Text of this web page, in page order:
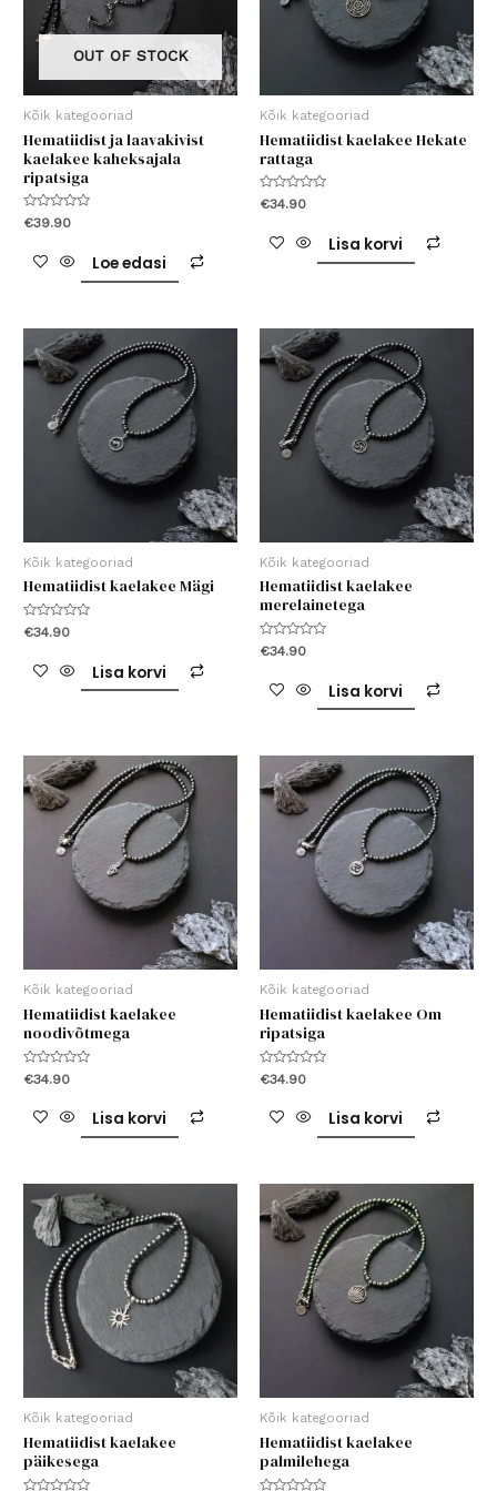
OUT OF STOCK
Kõik kategooriad
Hematiidist ja laavakivist
kaelakee kaheksajala
ripatsiga
Hinnanguga
0
€39.90
Loe edasi
Kõik kategooriad
Hematiidist kaelakee Hekate
rattaga
Hinnanguga
0
€34.90
Lisa korvi
Kõik kategooriad
Hematiidist kaelakee Mägi
Hinnanguga
0
€34.90
Lisa korvi
Kõik kategooriad
Hematiidist kaelakee
merelainetega
Hinnanguga
0
€34.90
Lisa korvi
Kõik kategooriad
Hematiidist kaelakee
noodivõtmega
Hinnanguga
0
€34.90
Lisa korvi
Kõik kategooriad
Hematiidist kaelakee Om
ripatsiga
Hinnanguga
0
€34.90
Lisa korvi
Kõik kategooriad
Hematiidist kaelakee
päikesega
Kõik kategooriad
Hematiidist kaelakee
palmilehega